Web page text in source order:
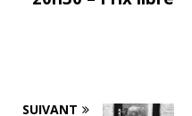
SUIVANT